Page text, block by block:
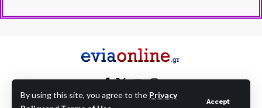
By using this site, you agree to the Privacy
Accept